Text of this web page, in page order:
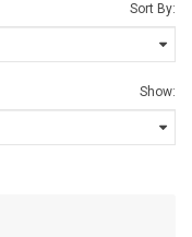
Sort By:
Show: